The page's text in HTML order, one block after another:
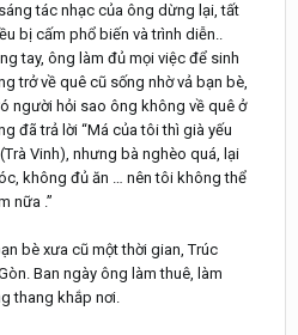
tác nhạc của ông dừng lại, tất
bị cấm phổ biến và trình diễn..
tay, ông làm đủ mọi việc để sinh
trở về quê cũ sống nhờ vả bạn bè,
người hỏi sao ông không về quê ở
đã trả lời “Má của tôi thì già yếu
Vinh), nhưng bà nghèo quá, lại
không đủ ăn … nên tôi không thể
nữa .”
bè xưa cũ một thời gian, Trúc
Ban ngày ông làm thuê, làm
thang khắp nơi.